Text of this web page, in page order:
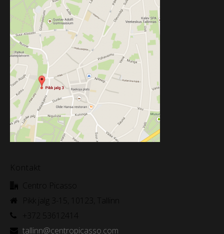
Kontakt
Centro Picasso
Pikk jalg 3-15, 10123, Tallinn
+372 53612414
tallinn@centropicasso.com